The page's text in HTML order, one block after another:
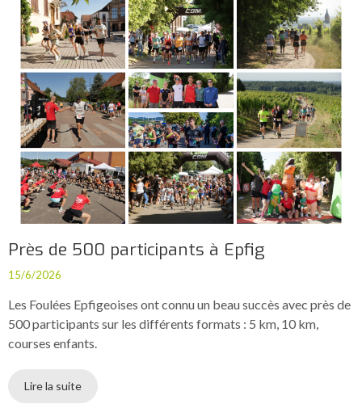
Près de 500 participants à Epfig
15/6/2026
Les Foulées Epfigeoises ont connu un beau succès avec près de
500 participants sur les différents formats : 5 km, 10 km,
courses enfants.
Lire la suite